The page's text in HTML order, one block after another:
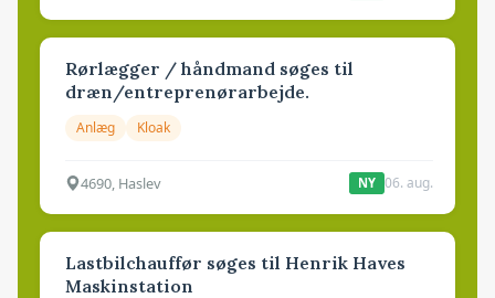
Rørlægger / håndmand søges til
dræn/entreprenørarbejde.
Anlæg Kloak
4690, Haslev NY 06. aug.
Lastbilchauffør søges til Henrik Haves
Maskinstation